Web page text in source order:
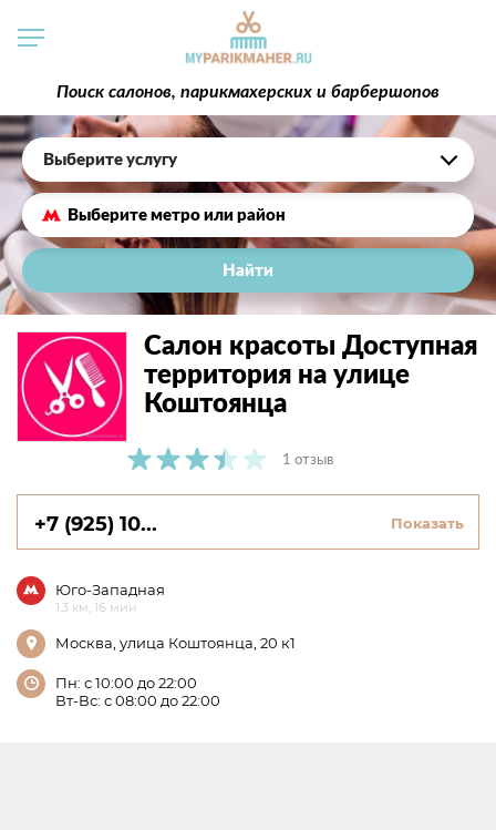
Поиск салонов, парикмахерских и барбершопов
Выберите услугу
Найти
Салон красоты Доступная
территория на улице
Коштоянца
1 отзыв
+7 (925) 10... Показать
Юго-Западная
1.3 км, 16 мин
Москва, улица Коштоянца, 20 к1
Пн: с 10:00 до 22:00
Вт-Вс: с 08:00 до 22:00